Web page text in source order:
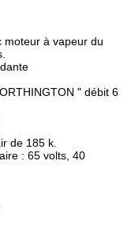
moteur à vapeur du
" débit 6
de 185 k.
: 65 volts, 40